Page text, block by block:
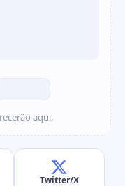
aqui.
Twitter/X